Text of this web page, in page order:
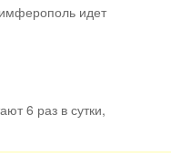
идет
6 раз в сутки,